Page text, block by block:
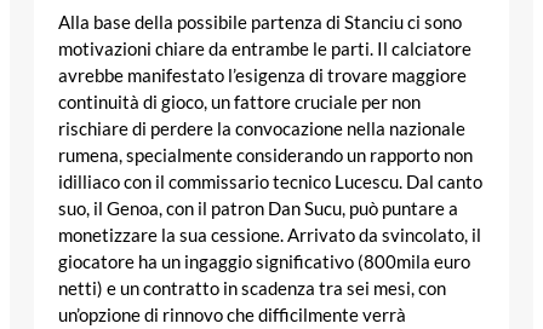
Alla base della possibile partenza di Stanciu ci sono
motivazioni chiare da entrambe le parti. Il calciatore
avrebbe manifestato l’esigenza di trovare maggiore
continuità di gioco, un fattore cruciale per non
rischiare di perdere la convocazione nella nazionale
rumena, specialmente considerando un rapporto non
idilliaco con il commissario tecnico Lucescu. Dal canto
suo, il Genoa, con il patron Dan Sucu, può puntare a
monetizzare la sua cessione. Arrivato da svincolato, il
giocatore ha un ingaggio significativo (800mila euro
netti) e un contratto in scadenza tra sei mesi, con
un’opzione di rinnovo che difficilmente verrà